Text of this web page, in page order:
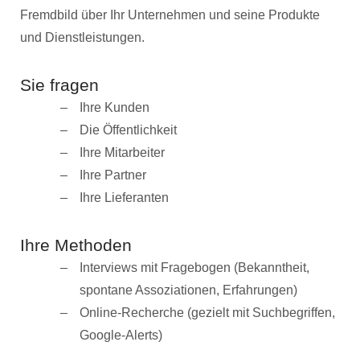
Fremdbild über Ihr Unternehmen und seine Produkte
und Dienstleistungen.
Sie fragen
Ihre Kunden
Die Öffentlichkeit
Ihre Mitarbeiter
Ihre Partner
Ihre Lieferanten
Ihre Methoden
Interviews mit Fragebogen (Bekanntheit,
spontane Assoziationen, Erfahrungen)
Online-Recherche (gezielt mit Suchbegriffen,
Google-Alerts)